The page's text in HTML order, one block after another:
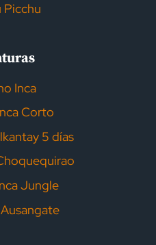
Picchu
Inca
Corto
5 días
Jungle